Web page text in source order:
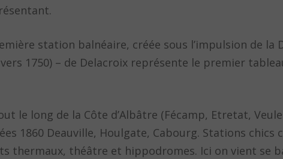
station balnéaire, créée sous l’impulsion de la
1750) – de Delacroix représente le premier
le long de la Côte d’Albâtre (Fécamp, Etretat,
1860 Deauville, Houlgate, Cabourg. Stations chics
thermaux, théâtre et hippodromes. Ici on vient se